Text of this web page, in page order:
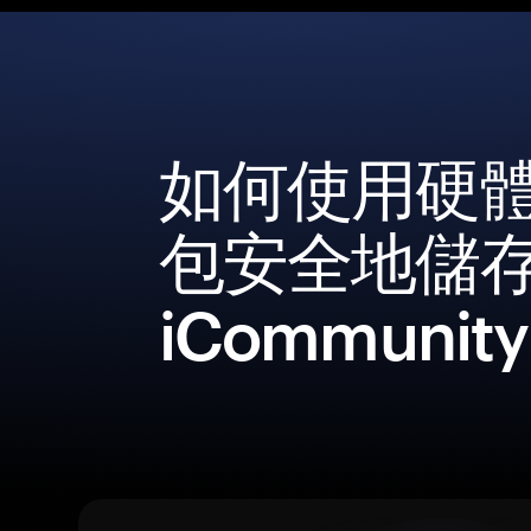
如何使用硬
包安全地儲
iCommunity